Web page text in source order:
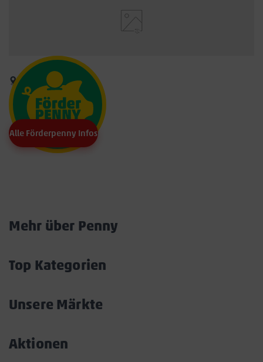
Alle Förderpenny Infos
Mehr über Penny
Top Kategorien
Unsere Märkte
Aktionen